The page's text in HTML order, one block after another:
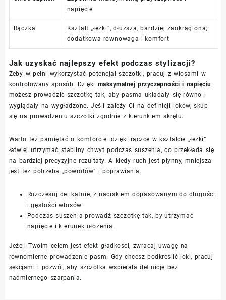
napięcie
Rączka
Kształt „łezki”, dłuższa, bardziej zaokrąglona;
dodatkowa równowaga i komfort
Jak uzyskać najlepszy efekt podczas stylizacji?
Żeby w pełni wykorzystać potencjał szczotki, pracuj z włosami w
kontrolowany sposób. Dzięki maksymalnej przyczepności i napięciu
możesz prowadzić szczotkę tak, aby pasma układały się równo i
wyglądały na wygładzone. Jeśli zależy Ci na definicji loków, skup
się na prowadzeniu szczotki zgodnie z kierunkiem skrętu.
Warto też pamiętać o komforcie: dzięki rączce w kształcie „łezki”
łatwiej utrzymać stabilny chwyt podczas suszenia, co przekłada się
na bardziej precyzyjne rezultaty. A kiedy ruch jest płynny, mniejsza
jest też potrzeba „powrotów” i poprawiania.
Rozczesuj delikatnie, z naciskiem dopasowanym do długości
i gęstości włosów.
Podczas suszenia prowadź szczotkę tak, by utrzymać
napięcie i kierunek ułożenia.
Jeżeli Twoim celem jest efekt gładkości, zwracaj uwagę na
równomierne prowadzenie pasm. Gdy chcesz podkreślić loki, pracuj
sekcjami i pozwól, aby szczotka wspierała definicję bez
nadmiernego szarpania.